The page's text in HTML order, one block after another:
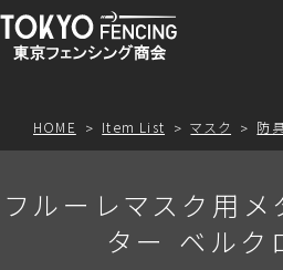
商品一覧
お問合わせ
HOME Item List マスク 防
フルーレマスク用メ
ター ベルク